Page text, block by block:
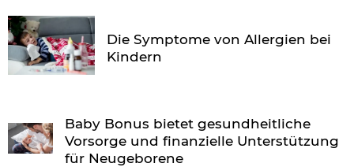
Die Symptome von Allergien bei
Kindern
Baby Bonus bietet gesundheitliche
Vorsorge und finanzielle Unterstützung
für Neugeborene